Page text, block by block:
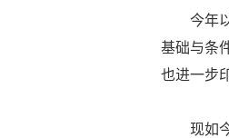
今年
基础与条
也进一步
现如